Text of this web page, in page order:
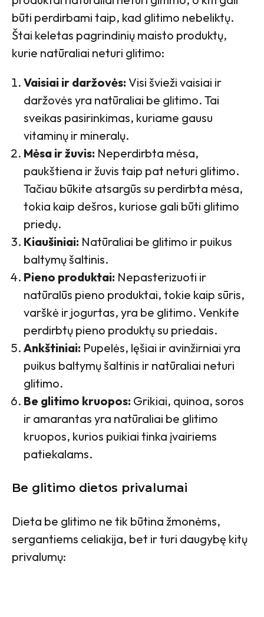
būti perdirbami taip, kad glitimo nebeliktų.
Štai keletas pagrindinių maisto produktų,
kurie natūraliai neturi glitimo:
Vaisiai ir daržovės: Visi švieži vaisiai ir
daržovės yra natūraliai be glitimo. Tai
sveikas pasirinkimas, kuriame gausu
vitaminų ir mineralų.
Mėsa ir žuvis: Neperdirbta mėsa,
paukštiena ir žuvis taip pat neturi glitimo.
Tačiau būkite atsargūs su perdirbta mėsa,
tokia kaip dešros, kuriose gali būti glitimo
priedų.
Kiaušiniai: Natūraliai be glitimo ir puikus
baltymų šaltinis.
Pieno produktai: Nepasterizuoti ir
natūralūs pieno produktai, tokie kaip sūris,
varškė ir jogurtas, yra be glitimo. Venkite
perdirbtų pieno produktų su priedais.
Ankštiniai: Pupelės, lęšiai ir avinžirniai yra
puikus baltymų šaltinis ir natūraliai neturi
glitimo.
Be glitimo kruopos: Grikiai, quinoa, soros
ir amarantas yra natūraliai be glitimo
kruopos, kurios puikiai tinka įvairiems
patiekalams.
Be glitimo dietos privalumai
Dieta be glitimo ne tik būtina žmonėms,
sergantiems celiakija, bet ir turi daugybę kitų
privalumų: